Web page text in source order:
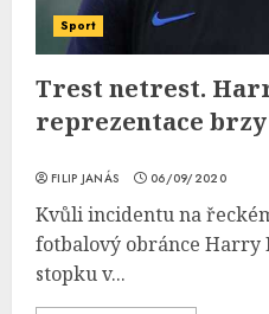
Sport
Trest netrest.
reprezentace
FILIP JANÁS 06/09/2020
Kvůli incidentu na
fotbalový obránce Harry
stopku v...